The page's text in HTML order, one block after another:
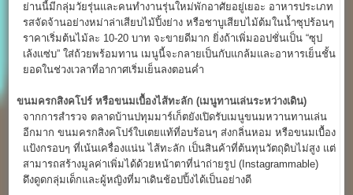
ย่านนี้มีกลุ่มวัยรุ่นและคนทำงานรุ่นใหม่พักอาศัยอยู่เยอะ อาหารประเภท
รสจัดจ้านอย่างหม่าล่าเสียบไม้ปิ้งย่าง หรือชาบูเสียบไม้ต้มในน้ำซุปร้อนๆ
ราคาเริ่มต้นไม้ละ 10-20 บาท จะขายดีมาก ยิ่งถ้าเพิ่มออปชั่นเป็น “ซุป
เล้งแซ่บ” ใส่ถ้วยพร้อมทาน เมนูนี้จะกลายเป็นกับแกล้มและอาหารเย็นชั้น
ยอดในช่วงเวลาที่อากาศเริ่มเย็นลงตอนค่ำ
ขนมครกสิงคโปร์ หรือขนมเบื้องไส้ทะลัก (เมนูทานเล่นระหว่างเดิน)
จากการสำรวจ ตลาดบ้านปทุมมาร์เก็ตยังเปิดรับเมนูขนมหวานทานเล่น
อีกมาก ขนมครกสิงคโปร์ใบเตยแท้ที่อบร้อนๆ ส่งกลิ่นหอม หรือขนมเบื้อง
แป้งกรอบๆ ที่เน้นเครื่องแน่น ไส้ทะลัก เป็นสินค้าที่ต้นทุนวัตถุดิบไม่สูง แต่
สามารถสร้างมูลค่าเพิ่มได้ด้วยหน้าตาที่น่าถ่ายรูป (Instagrammable)
ดึงดูดกลุ่มเด็กและผู้หญิงที่มาเดินช้อปปิ้งได้เป็นอย่างดี